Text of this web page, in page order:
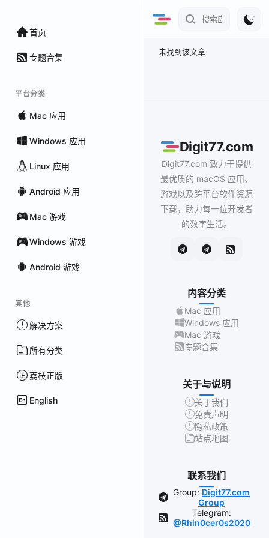
首页
专题合集
平台分类
Mac 应用
Windows 应用
Linux 应用
Android 应用
Mac 游戏
Windows 游戏
Android 游戏
其他
解决方案
所有分类
荔枝正版
English
未找到该文章
Digit77.com
Digit77.com 致力于提供
最优质的 macOS 应用、
游戏以及跨平台软件资源
下载，助力每一位开发者
的数字生活。
内容分类
Mac 应用
Windows 应用
Mac 游戏
专题合集
关于与说明
关于我们
免责声明
隐私政策
站点地图
联系我们
Group: Digit77.com
Group
Telegram:
@Rhin0cer0s2020